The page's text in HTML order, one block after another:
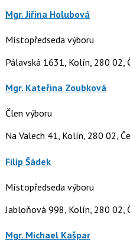
Mgr. Jiřina Holubová
Místopředseda výboru
Pálavská 1631, Kolín, 280 02,
Mgr. Kateřina Zoubková
Člen výboru
Na Valech 41, Kolín, 280 02,
Filip Šádek
Místopředseda výboru
Jabloňová 998, Kolín, 280 02,
Mgr. Michael Kašpar